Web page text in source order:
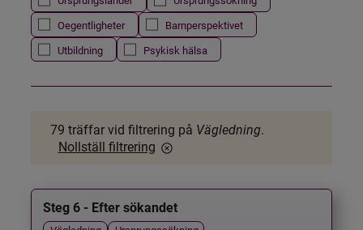
Oegentligheter
Barnperspektivet
Utbildning
Psykisk hälsa
79 träffarvid filtrering på Vägledning.
Nollställ filtrering
Steg 6 - Efter sökandet